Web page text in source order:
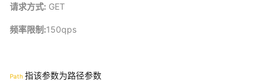
请求方式: GET
频率限制:150qps
Path 指该参数为路径参数